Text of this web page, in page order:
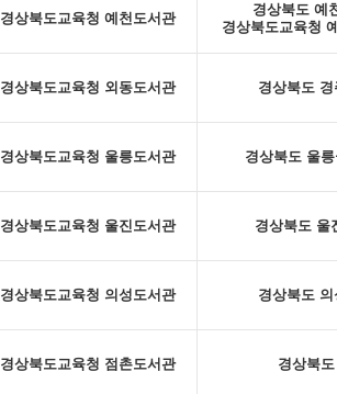
경상북도교육청 예천도서관
경상북도 예
경상북도교육청
경상북도교육청 외동도서관 경상북도
경상북도교육청 울릉도서관 경상북도 울
경상북도교육청 울진도서관 경상북도 울
경상북도교육청 의성도서관 경상북도
경상북도교육청 점촌도서관 경상북